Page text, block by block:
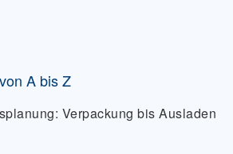
A bis Z
Verpackung bis Ausladen